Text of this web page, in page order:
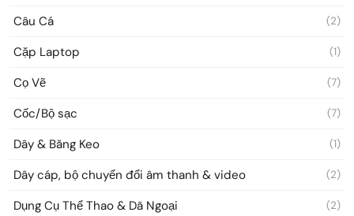
Câu Cá (2)
Cặp Laptop (1)
Cọ Vẽ (7)
Cốc/Bộ sạc (7)
Dây & Băng Keo (1)
Dây cáp, bộ chuyển đổi âm thanh & video (2)
Dụng Cụ Thể Thao & Dã Ngoại (2)